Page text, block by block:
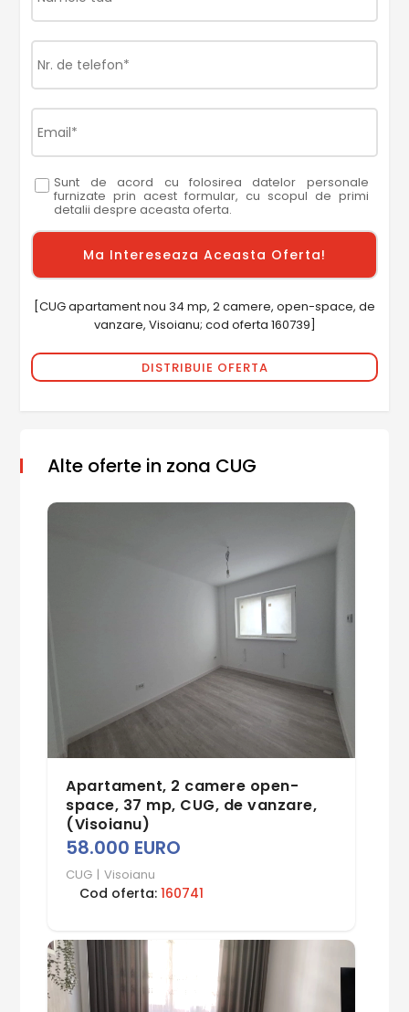
Sunt de acord cu folosirea datelor personale
furnizate prin acest formular, cu scopul de primi
detalii despre aceasta oferta.
[CUG apartament nou 34 mp, 2 camere, open-space, de
vanzare, Visoianu; cod oferta 160739]
DISTRIBUIE OFERTA
Alte oferte in zona CUG
Apartament, 2 camere open-
space, 37 mp, CUG, de vanzare,
(Visoianu)
58.000 EURO
CUG | Visoianu
Cod oferta:160741